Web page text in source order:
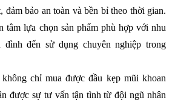
đảm bảo an toàn và bền bỉ theo thời gian.
tâm lựa chọn sản phẩm phù hợp với nhu
đến sử dụng chuyên nghiệp trong
chỉ mua được đầu kẹp mũi khoan
được sự tư vấn tận tình từ đội ngũ nhân